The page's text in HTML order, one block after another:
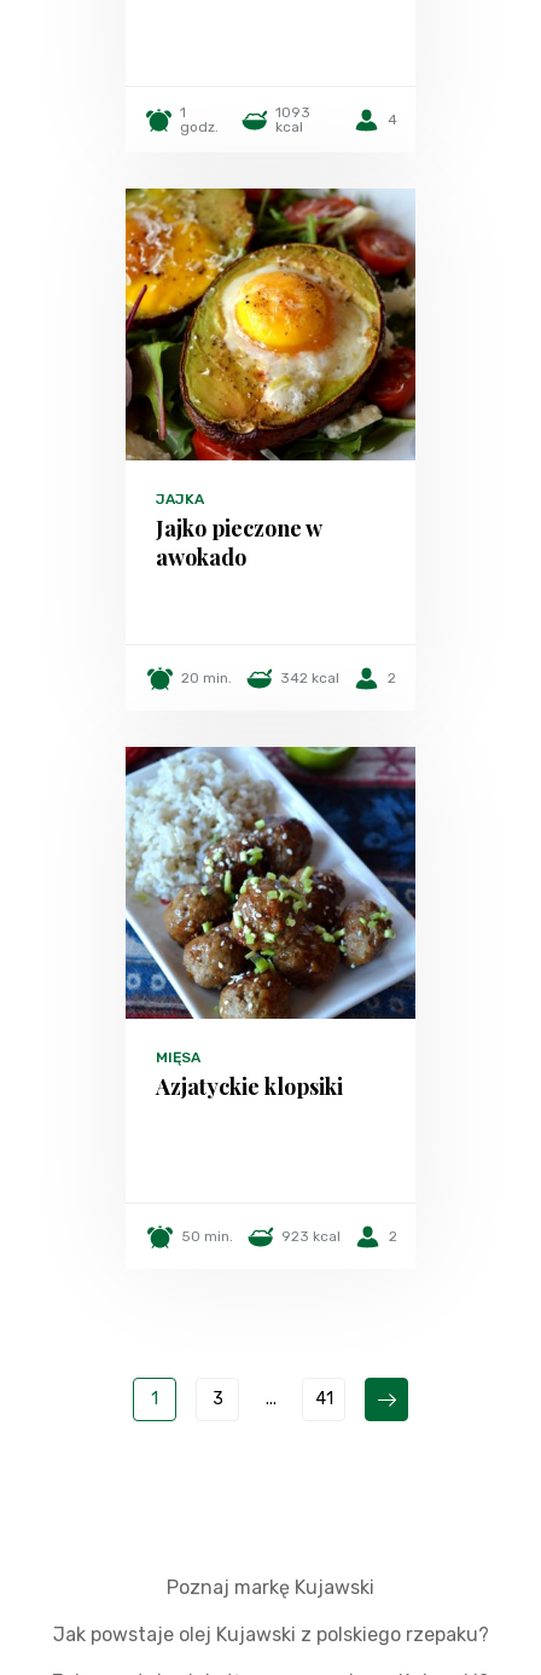
1
godz.
1093
kcal
4
JAJKA
Jajko pieczone w
awokado
20 min. 342 kcal 2
MIĘSA
Azjatyckie klopsiki
50 min. 923 kcal 2
1 3 ... 41
Poznaj markę Kujawski
Jak powstaje olej Kujawski z polskiego rzepaku?